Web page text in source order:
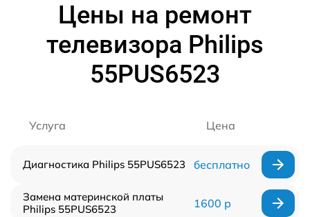
Цены на ремонт
телевизора Philips
55PUS6523
Услуга Цена
Диагностика Philips 55PUS6523 бесплатно
Замена материнской платы
Philips 55PUS6523
1600 р